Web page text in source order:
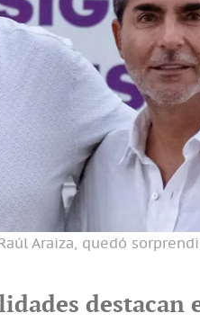
Araiza, quedó
destacan